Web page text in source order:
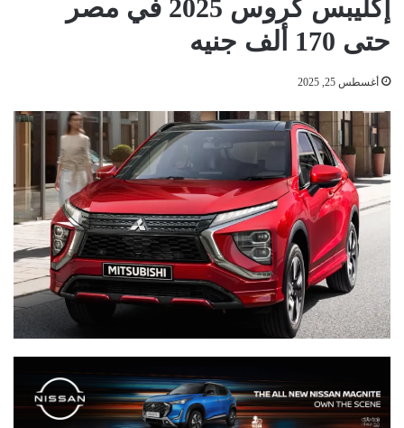
إكليبس كروس 2025 في مصر
حتى 170 ألف جنيه
أغسطس 25, 2025